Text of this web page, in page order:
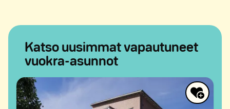
Katso uusimmat vapautuneet
vuokra-asunnot